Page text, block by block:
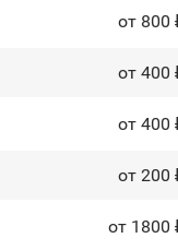
от 800
от 400
от 400
от 200
от 1800